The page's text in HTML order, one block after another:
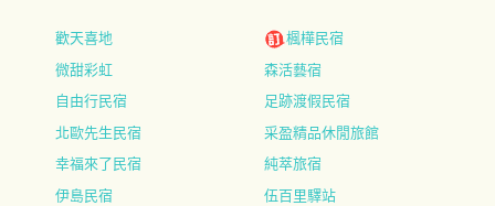
歡天喜地
楓樺民宿
微甜彩虹
森活藝宿
自由行民宿
足跡渡假民宿
北歐先生民宿
采盈精品休閒旅館
幸福來了民宿
純萃旅宿
伊島民宿
伍百里驛站